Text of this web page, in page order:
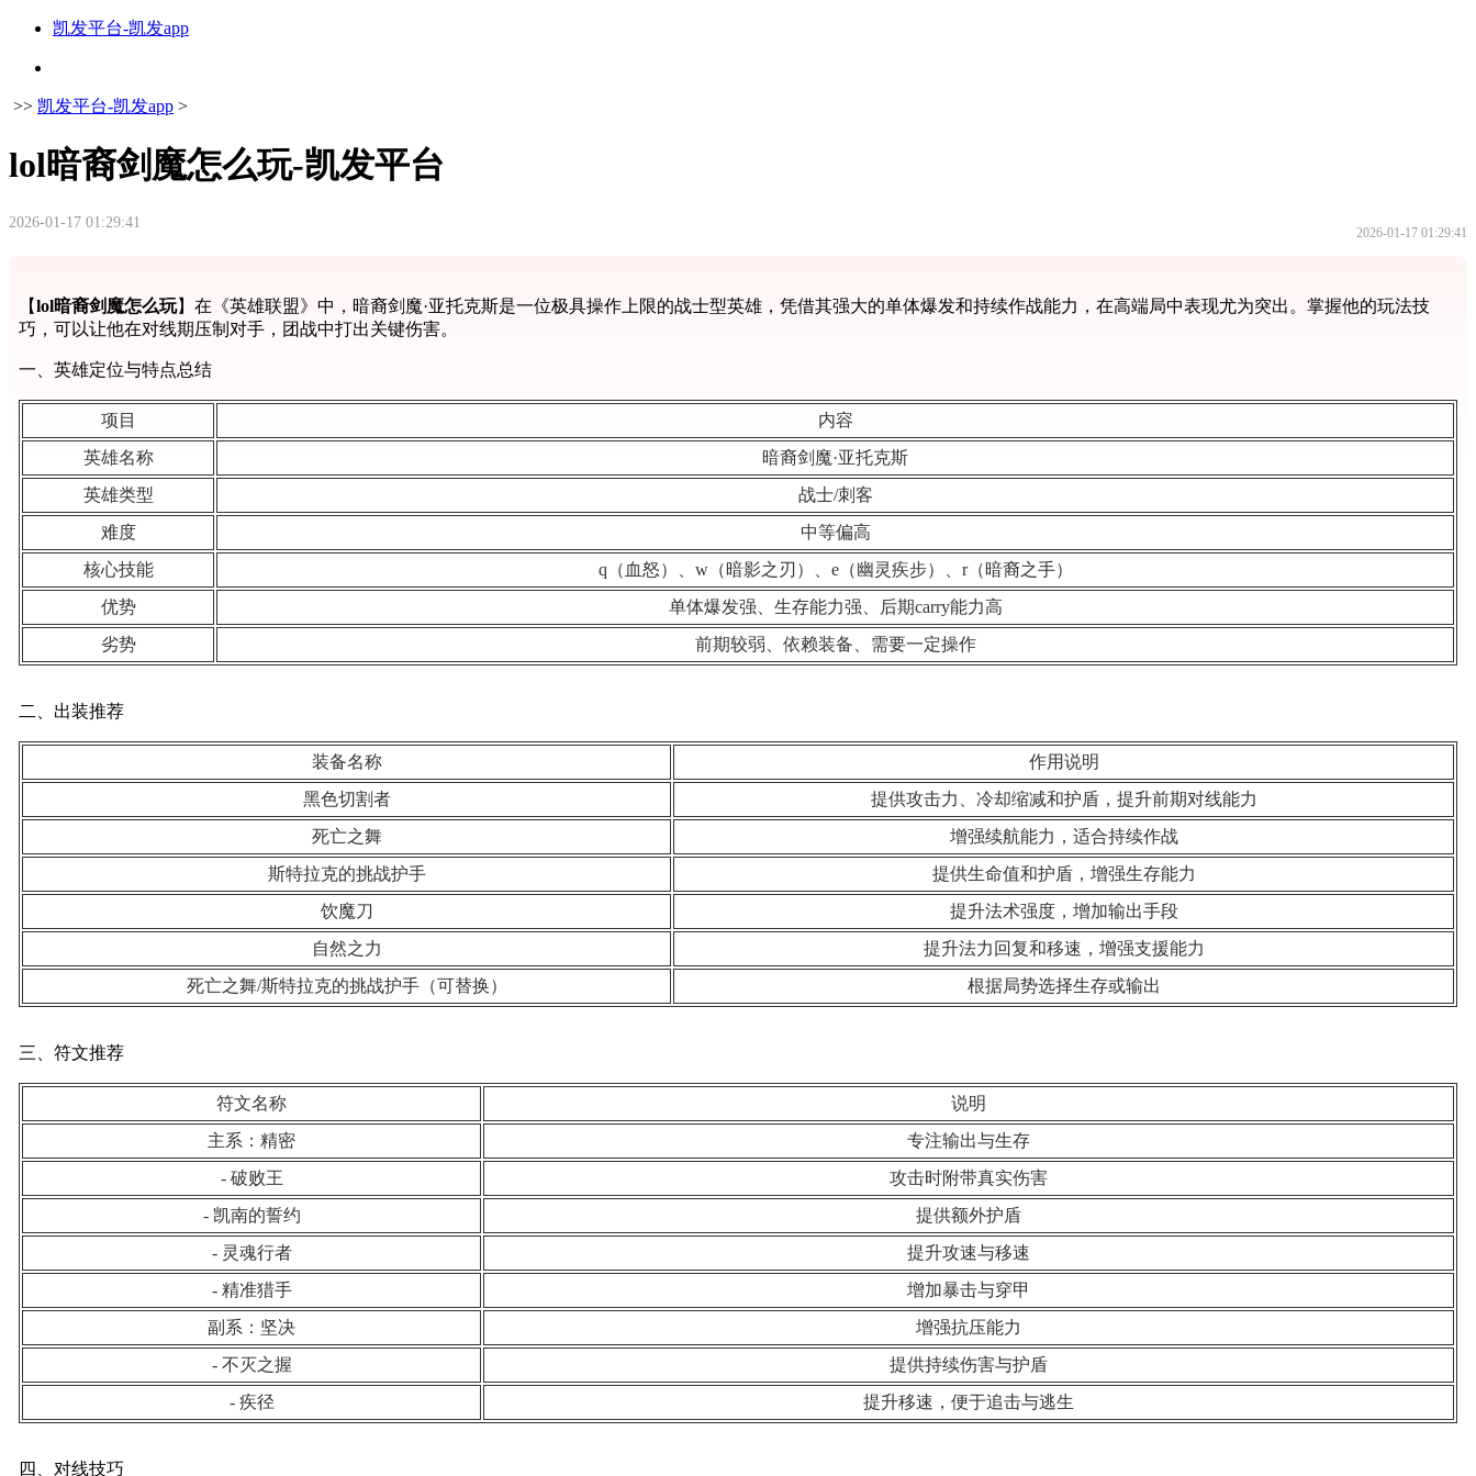
凯发平台-凯发app
>> 凯发平台-凯发app >
lol暗裔剑魔怎么玩-凯发平台
2026-01-17 01:29:41
2026-01-17 01:29:41
【lol暗裔剑魔怎么玩】在《英雄联盟》中，暗裔剑魔·亚托克斯是一位极具操作上限的战士型英雄，凭借其强大的单体爆发和持续作战能力，在高端局中表现尤为突出。掌握他的玩法技
巧，可以让他在对线期压制对手，团战中打出关键伤害。
一、英雄定位与特点总结
项目
内容
英雄名称
暗裔剑魔·亚托克斯
英雄类型
战士/刺客
难度
中等偏高
核心技能
q（血怒）、w（暗影之刃）、e（幽灵疾步）、r（暗裔之手）
优势
单体爆发强、生存能力强、后期carry能力高
劣势
前期较弱、依赖装备、需要一定操作
二、出装推荐
装备名称
作用说明
黑色切割者
提供攻击力、冷却缩减和护盾，提升前期对线能力
死亡之舞
增强续航能力，适合持续作战
斯特拉克的挑战护手
提供生命值和护盾，增强生存能力
饮魔刀
提升法术强度，增加输出手段
自然之力
提升法力回复和移速，增强支援能力
死亡之舞/斯特拉克的挑战护手（可替换）
根据局势选择生存或输出
三、符文推荐
符文名称
说明
主系：精密
专注输出与生存
- 破败王
攻击时附带真实伤害
- 凯南的誓约
提供额外护盾
- 灵魂行者
提升攻速与移速
- 精准猎手
增加暴击与穿甲
副系：坚决
增强抗压能力
- 不灭之握
提供持续伤害与护盾
- 疾径
提升移速，便于追击与逃生
四、对线技巧